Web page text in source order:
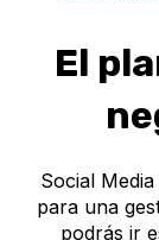
El
Social
para una
podrás ir